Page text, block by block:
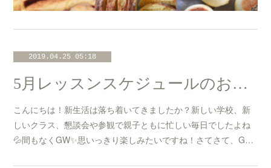
2019.04.25 05:18
5月レッスンスケジュールのお知らせ☆
こんにちは！新生活は落ち着いてきましたか？新しい学校、新
しいクラス、懇談会や参観で親子ともに忙しい毎日でしたよね
💦間もなくGW✨思いっきり楽しみたいですね！さてさて、G…